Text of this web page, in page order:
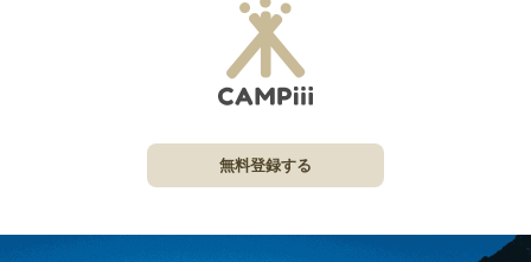
無料登録する